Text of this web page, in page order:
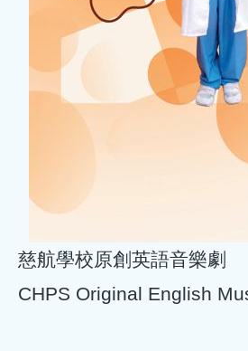
慈航學校原創英語音樂劇
CHPS Original English